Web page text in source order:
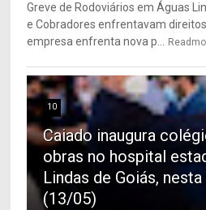
Greve de Rodoviários em Águas
e Cobradores enfrentavam
empresa enfrenta nova p...
10
Caiado inaugura
obras no hospital
Lindas de Goiás,
(13/05)